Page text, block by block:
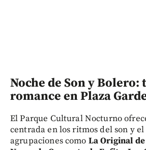
Noche de Son y
romance en Plaza
El Parque Cultural Nocturno
centrada en los ritmos del son y
agrupaciones como La Original